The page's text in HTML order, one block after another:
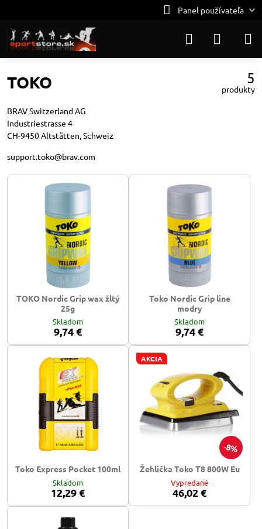
Panel používateľa
TOKO 5
produkty
BRAV Switzerland AG
Industriestrasse 4
CH-9450 Altstätten, Schweiz
support.toko@brav.com
TOKO Nordic Grip wax žltý
25g
Skladom
9,74 €
Toko Nordic Grip line
modry
Skladom
9,74 €
Toko Express Pocket 100ml
Skladom
12,29 €
8%
AKCIA
Žehlička Toko T8 800W Eu
Vypredané
46,02 €